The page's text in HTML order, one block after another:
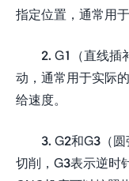
指定位置，通常用
2. G1（直线插
动，通常用于实际
给速度。
3. G2和G3（
切削，G3表示逆时